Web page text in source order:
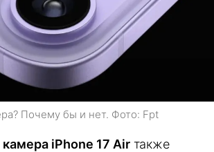
Почему бы и нет. Фото: Fpt
iPhone 17 Air также